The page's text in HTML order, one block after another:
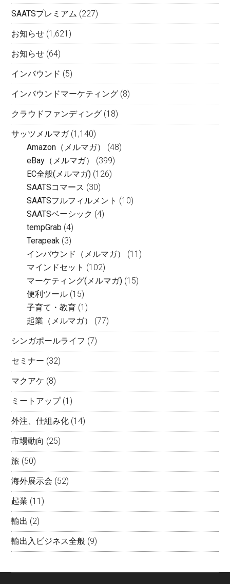
SAATSプレミアム (227)
お知らせ (1,621)
お知らせ (64)
インバウンド (5)
インバウンドマーケティング (8)
クラウドファンディング (18)
サッツメルマガ(1,140)
Amazon（メルマガ）
(48)
eBay（メルマガ）
(399)
EC全般(メルマガ) (126)
SAATSコマース (30)
SAATSフルフィルメント (10)
SAATSベーシック (4)
tempGrab (4)
Terapeak (3)
インバウンド（メルマガ）
(11)
マインドセット (102)
マーケティング(メルマガ) (15)
便利ツール (15)
子育て・教育 (1)
起業（メルマガ）
(77)
シンガポールライフ (7)
セミナー (32)
マクアケ (8)
ミートアップ(1)
外注、仕組み化 (14)
市場動向 (25)
旅 (50)
海外展示会 (52)
起業 (11)
輸出 (2)
輸出入ビジネス全般 (9)